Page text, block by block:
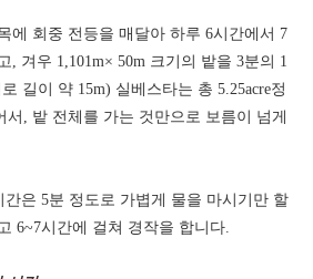
에 회중 전등을 매달아 하루 6시간에서 7
, 겨우 1,101m× 50m 크기의 밭을 3분의 1
길이 약 15m) 실베스타는 총 5.25acre정
서, 밭 전체를 가는 것만으로 보름이 넘게
간은 5분 정도로 가볍게 물을 마시기만 할
6~7시간에 걸쳐 경작을 합니다.